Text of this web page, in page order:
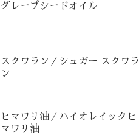
グレープシードオイル
スクワラン／シュガー スクワラ
ン
ヒマワリ油／ハイオレイックヒ
マワリ油